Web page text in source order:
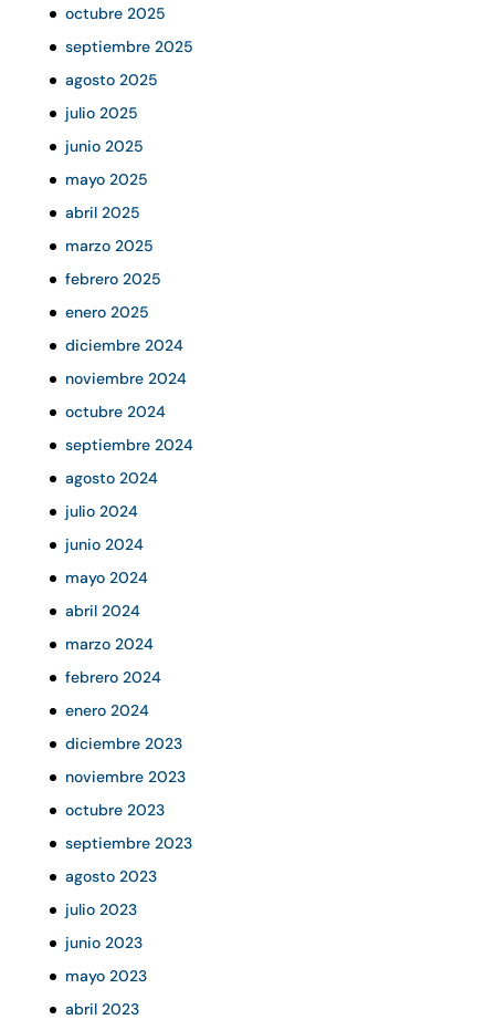
octubre 2025
septiembre 2025
agosto 2025
julio 2025
junio 2025
mayo 2025
abril 2025
marzo 2025
febrero 2025
enero 2025
diciembre 2024
noviembre 2024
octubre 2024
septiembre 2024
agosto 2024
julio 2024
junio 2024
mayo 2024
abril 2024
marzo 2024
febrero 2024
enero 2024
diciembre 2023
noviembre 2023
octubre 2023
septiembre 2023
agosto 2023
julio 2023
junio 2023
mayo 2023
abril 2023